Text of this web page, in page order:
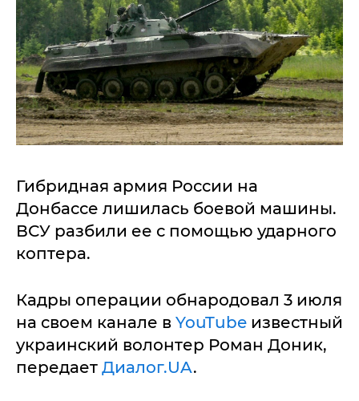
Гибридная армия России на
Донбассе лишилась боевой машины.
ВСУ разбили ее с помощью ударного
коптера.
Кадры операции обнародовал 3 июля
на своем канале в YouTube известный
украинский волонтер Роман Доник,
передает Диалог.UA.